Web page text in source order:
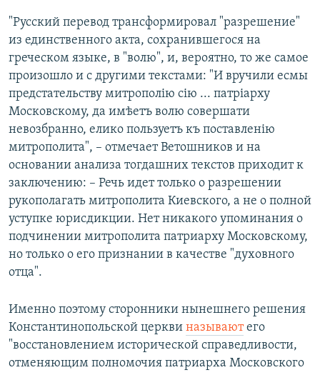
"Русский перевод трансформировал "разрешение"
из единственного акта, сохранившегося на
греческом языке, в "волю", и, вероятно, то же самое
произошло и с другими текстами: "И вручили есмы
предстательству митрополію сію ... патріарху
Московскому, да имѣетъ волю совершати
невозбранно, елико пользуетъ къ поставленію
митрополита", – отмечает Ветошников и на
основании анализа тогдашних текстов приходит к
заключению: – Речь идет только о разрешении
рукополагать митрополита Киевского, а не о полной
уступке юрисдикции. Нет никакого упоминания о
подчинении митрополита патриарху Московскому,
но только о его признании в качестве "духовного
отца".
Именно поэтому сторонники нынешнего решения
Константинопольской церкви называютего
"восстановлением исторической справедливости,
отменяющим полномочия патриарха Московского